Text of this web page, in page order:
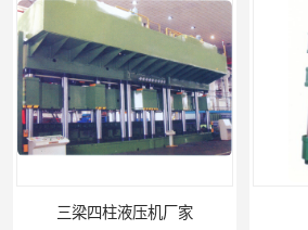
三梁四柱液压机厂家